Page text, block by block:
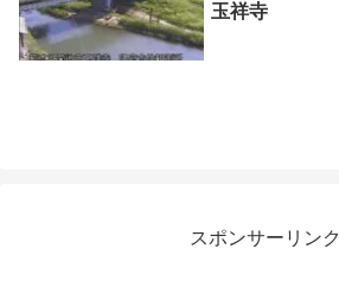
玉祥寺
スポンサーリンク